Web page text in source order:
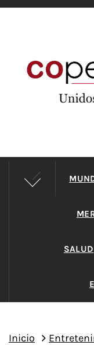
SALUD
Inicio